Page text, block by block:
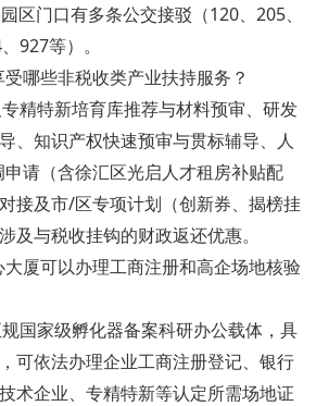
区门口有多条公交接驳（120、205、
927等）。
哪些非税收类产业扶持服务？
精特新培育库推荐与材料预审、研发
、知识产权快速预审与贯标辅导、人
请（含徐汇区光启人才租房补贴配
接及市/区专项计划（创新券、揭榜挂
及与税收挂钩的财政返还优惠。
厦可以办理工商注册和高企场地核验
国家级孵化器备案科研办公载体，具
可依法办理企业工商注册登记、银行
术企业、专精特新等认定所需场地证